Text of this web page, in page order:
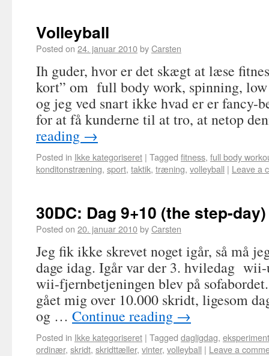
Volleyball
Posted on 24. januar 2010byCarsten
Ih guder, hvor er det skægt at læse
kort” om full body work, spinning,
og jeg ved snart ikke hvad er er fancy-
for at få kunderne til at tro, at netop
reading →
Posted in Ikke kategoriseret | Tagged fitness, full body
konditonstræning, sport, taktik, træning, volleyball | Leave a
30DC: Dag 9+10 (the step-day)
Posted on 20. januar 2010byCarsten
Jeg fik ikke skrevet noget igår, så må
dage idag. Igår var der 3. hviledag
wii-fjernbetjeningen blev på
gået mig over 10.000 skridt, ligesom
og … Continue reading →
Posted in Ikke kategoriseret | Tagged dagligdag, eksperiment
ordinær, skridt, skridttæller, vinter, volleyball | Leave a